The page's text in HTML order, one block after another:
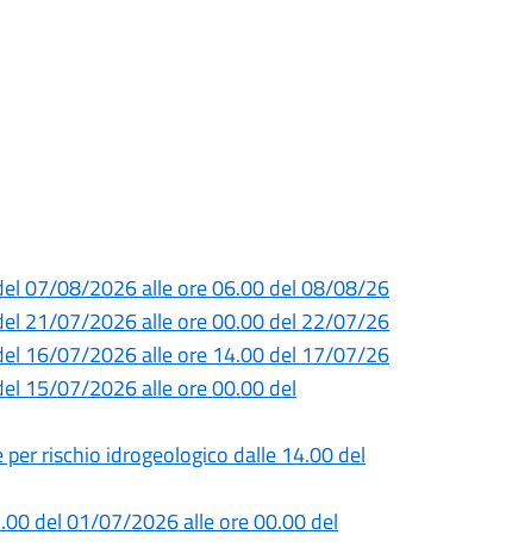
07/08/2026 alle ore 06.00 del 08/08/26
21/07/2026 alle ore 00.00 del 22/07/26
16/07/2026 alle ore 14.00 del 17/07/26
15/07/2026 alle ore 00.00 del
rischio idrogeologico dalle 14.00 del
del 01/07/2026 alle ore 00.00 del